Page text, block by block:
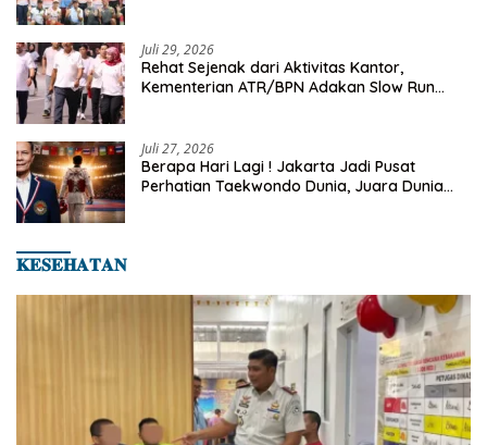
Juli 29, 2026
Rehat Sejenak dari Aktivitas Kantor,
Kementerian ATR/BPN Adakan Slow Run
Juli 27, 2026
Berapa Hari Lagi ! Jakarta Jadi Pusat
Perhatian Taekwondo Dunia, Juara Dunia
𝐊𝐄𝐒𝐄𝐇𝐀𝐓𝐀𝐍